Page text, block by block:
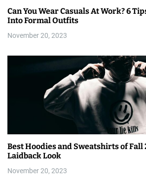
Can You Wear Casuals At Work? 6
Into Formal Outfits
November 20, 2023
Best Hoodies and Sweatshirts of Fall
Laidback Look
November 20, 2023